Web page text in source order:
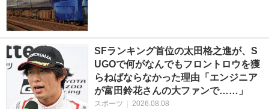
SFランキング首位の太田格之進が、S
UGOで何がなんでもフロントロウを獲
らねばならなかった理由「エンジニア
が富田鈴花さんの大ファンで……」
スポーツ 2026.08.08